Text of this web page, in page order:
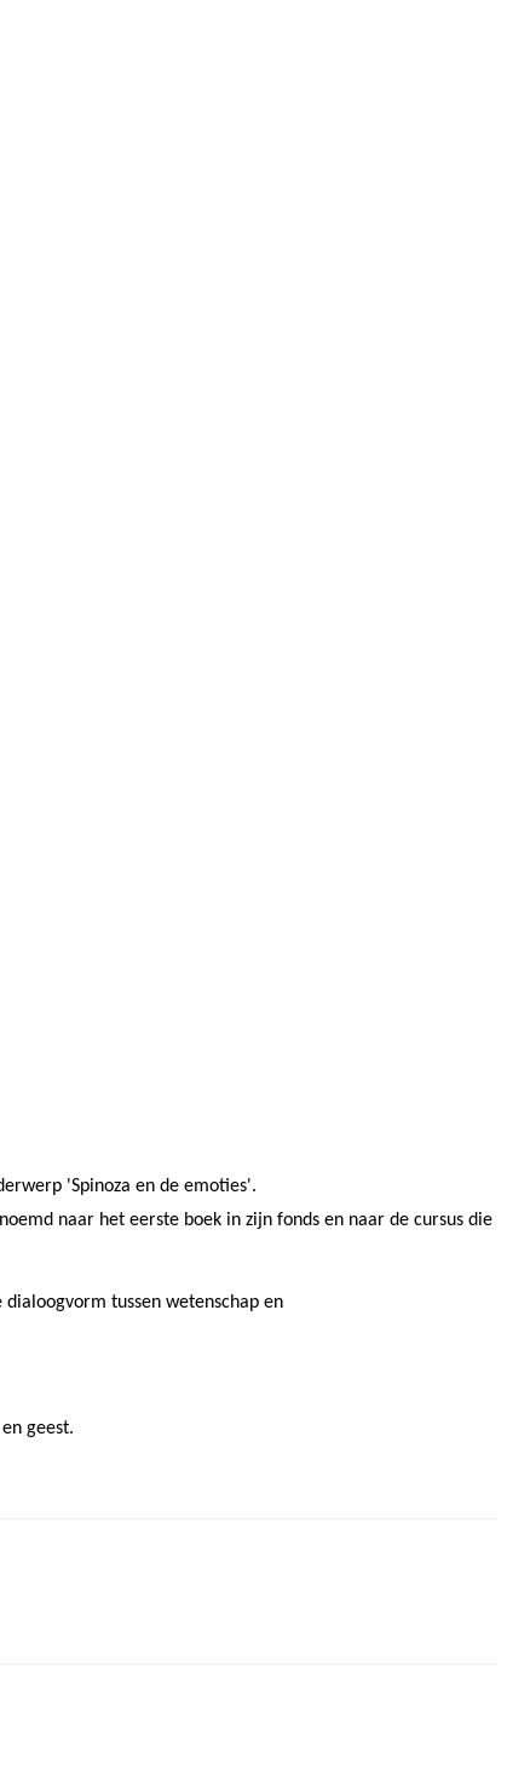
'Spinoza en de emoties'.
naar het eerste boek in zijn fonds en naar de cursus die
tussen wetenschap en
geest.